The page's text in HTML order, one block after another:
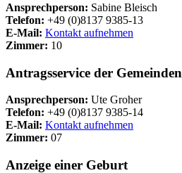
Ansprechperson: Sabine Bleisch
Telefon: +49 (0)8137 9385-13
E-Mail: Kontakt aufnehmen
Zimmer: 10
Antragsservice der Gemeinden
Ansprechperson: Ute Groher
Telefon: +49 (0)8137 9385-14
E-Mail: Kontakt aufnehmen
Zimmer: 07
Anzeige einer Geburt